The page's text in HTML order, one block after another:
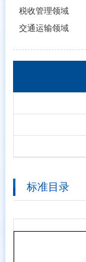
税收管理领域
交通运输领域
标准目录